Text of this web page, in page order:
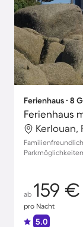
Ferienhaus ∙ 8
Kerlouan,
ab 159 €
pro Nacht
5.0